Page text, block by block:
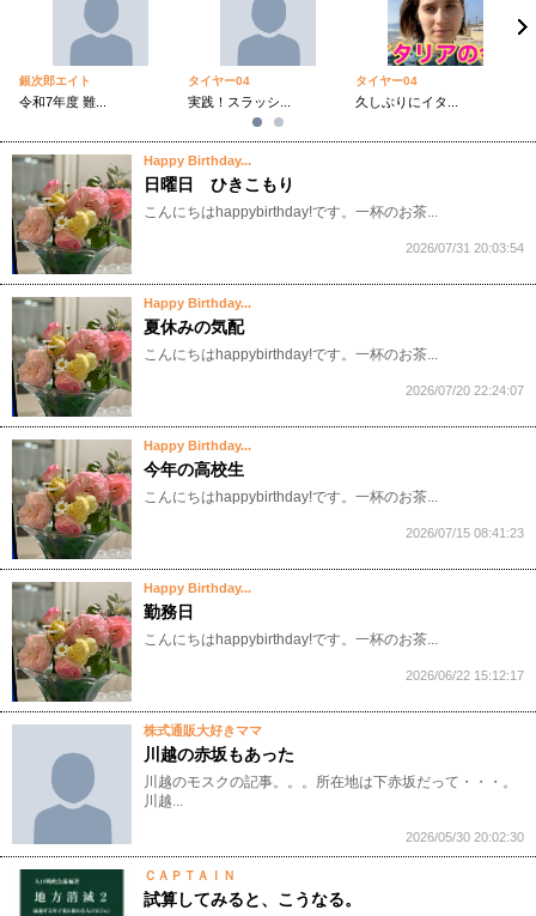
銀次郎エイト
令和7年度 難...
タイヤー04
実践！スラッシ...
タイヤー04
久しぶりにイタ...
Happy Birthday...
日曜日 ひきこもり
​こんにちはhappybirthday!です。一杯のお茶...
2026/07/31 20:03:54
Happy Birthday...
夏休みの気配
​こんにちはhappybirthday!です。一杯のお茶...
2026/07/20 22:24:07
Happy Birthday...
今年の高校生
​こんにちはhappybirthday!です。一杯のお茶...
2026/07/15 08:41:23
Happy Birthday...
勤務日
​こんにちはhappybirthday!です。一杯のお茶...
2026/06/22 15:12:17
株式通販大好きママ
川越の赤坂もあった
川越のモスクの記事。。。所在地は下赤坂だって・・・。
川越...
2026/05/30 20:02:30
ＣＡＰＴＡＩＮ
試算してみると、こうなる。